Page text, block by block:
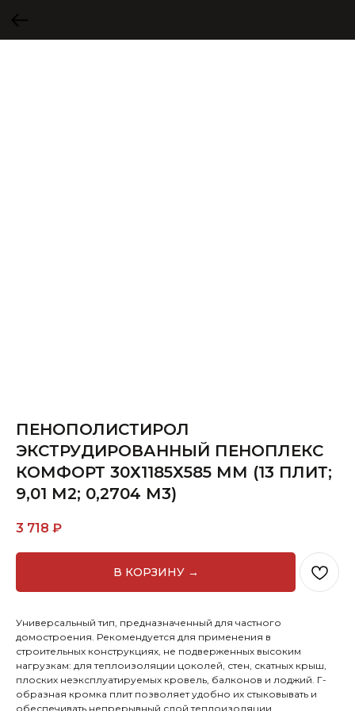
ПЕНОПОЛИСТИРОЛ
ЭКСТРУДИРОВАННЫЙ ПЕНОПЛЕКС
КОМФОРТ 30Х1185Х585 ММ (13 ПЛИТ;
9,01 М2; 0,2704 М3)
3 718 ₽
В КОРЗИНУ →
Универсальный тип, предназначенный для частного
домостроения. Рекомендуется для применения в
строительных конструкциях, не подверженных высоким
нагрузкам: для теплоизоляции цоколей, стен, скатных крыш,
плоских неэксплуатируемых кровель, балконов и лоджий. Г-
образная кромка плит позволяет удобно их стыковывать и
обеспечивать непрерывный слой теплоизоляции.